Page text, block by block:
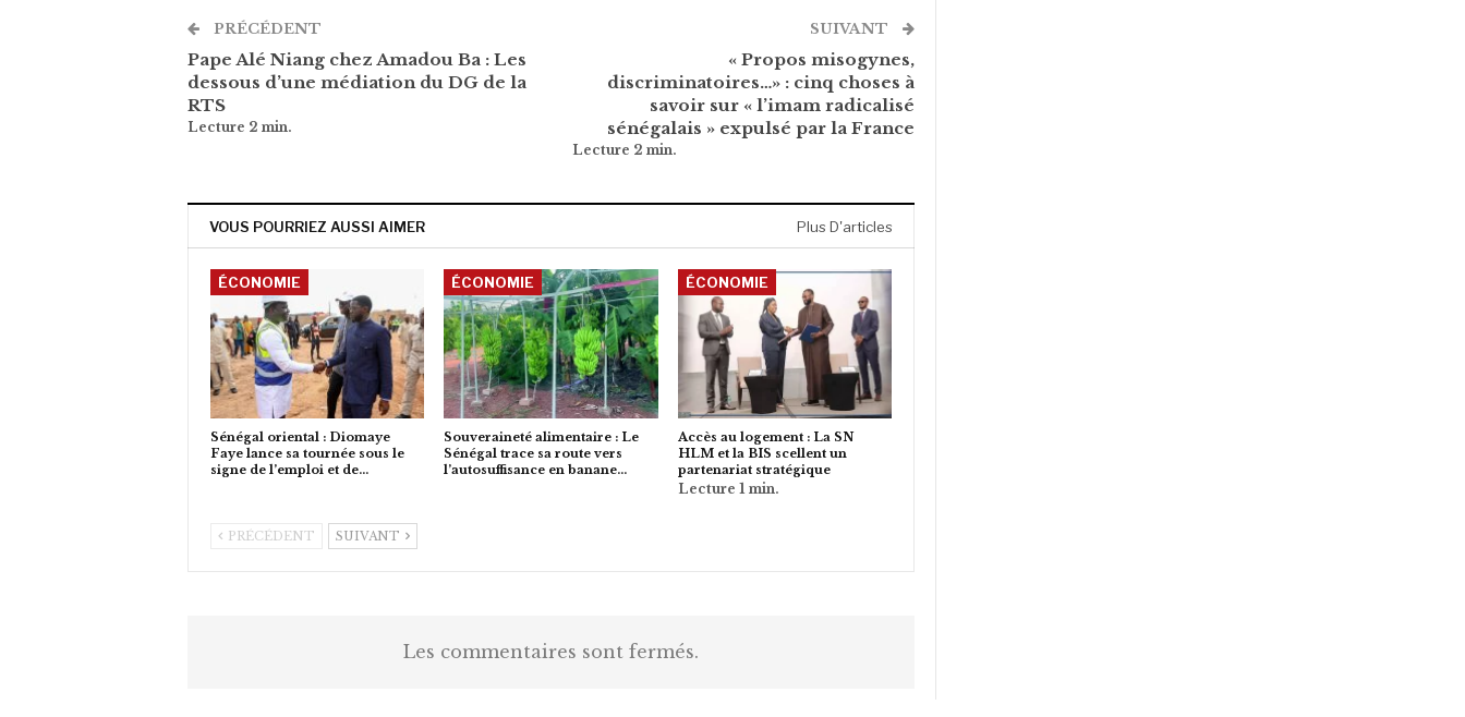
PRÉCÉDENT
Pape Alé Niang chez Amadou Ba : Les
dessous d’une médiation du DG de la
RTS
SUIVANT
« Propos misogynes,
discriminatoires…» : cinq choses à
savoir sur « l’imam radicalisé
sénégalais » expulsé par la France
VOUS POURRIEZ AUSSI AIMER Plus D'articles
ÉCONOMIE
Sénégal oriental : Diomaye
Faye lance sa tournée sous le
signe de l’emploi et de…
ÉCONOMIE
Souveraineté alimentaire : Le
Sénégal trace sa route vers
l’autosuffisance en banane…
ÉCONOMIE
Accès au logement : La SN
HLM et la BIS scellent un
partenariat stratégique
PRÉCÉDENT SUIVANT
Les commentaires sont fermés.